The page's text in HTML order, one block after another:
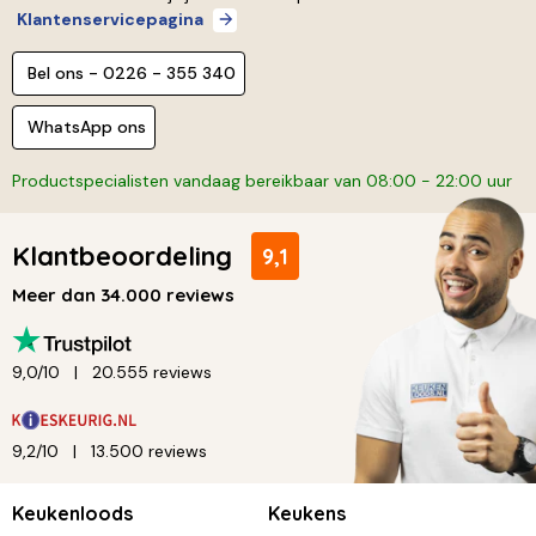
Klantenservicepagina
Bel ons - 0226 - 355 340
WhatsApp ons
Productspecialisten vandaag bereikbaar van 08:00 - 22:00 uur
Klantbeoordeling 9,1
Meer dan 34.000 reviews
9,0/10 20.555 reviews
9,2/10 13.500 reviews
Keukenloods Keukens